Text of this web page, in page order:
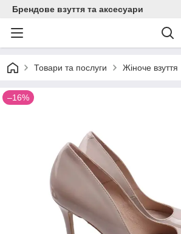
Брендове взуття та аксесуари
Товари та послуги Жіноче взуття
–16%